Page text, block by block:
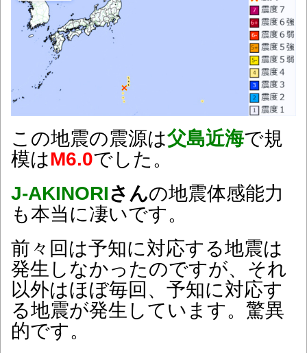
この地震の震源は父島近海で規
模はM6.0でした。
J-AKINORIさんの地震体感能力
も本当に凄いです。
前々回は予知に対応する地震は
発生しなかったのですが、それ
以外はほぼ毎回、予知に対応す
る地震が発生しています。驚異
的です。